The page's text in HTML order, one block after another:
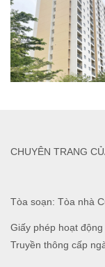
Tòa soạn: Tòa nhà
Giấy phép hoạt
Truyền thông cấp
CHUYÊN TRANG